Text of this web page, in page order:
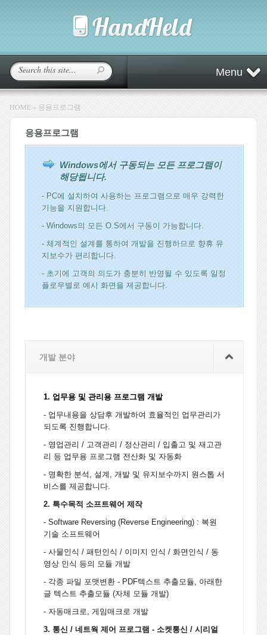
Menu
HOME » 응용프로그램
응용프로그램
Windows에서 구동되는 모든 프로그램이
해당됩니다.
- PC에 설치하여 사용하는 프로그램으로 매우 강력한
기능을 지원합니다.
- Windows의 모든 O.S에서 구동이 가능합니다.
- 체계적인 설계를 통하여 개발을 진행하므로 향휴 유
지보수가 편리합니다.
- 초기에 고객의 의도가 충분히 반영될 수 있도록 일정
플로우별로 예시 화면을 제공합니다.
개발 분야
1. 업무용 및 관리용 프로그램 개발
- 업무내용을 상담후 개발하여 효율적인 업무관리가
되도록 진행합니다.
- 영업관리 / 고객관리 / 정산관리 / 입출고 및 재고관
리 등 업무용 프로그램 전산화 및 자동화
- 명확한 분석, 설계, 개발 및 유지보수까지 원스톱 서
비스를 제공합니다.
2. 특수목적 소프트웨어 제작
- Software Reversing (Reverse Engineering) : 복원
기술 소프트웨어
- 사물인식 / 패턴인식 / 이미지 인식 / 화면인식 / 동
영상 인식 등의 모듈 개발
- 각종 파일 포맷변환 - PDF텍스트 추출모듈, 아래한
글 텍스트 추출모듈 (자체 모듈 개발)
- 자동매크로, 게임매크로 개발
3. 통신 / 네트웍 제어 프로그램 - 소켓통신 / 시리얼